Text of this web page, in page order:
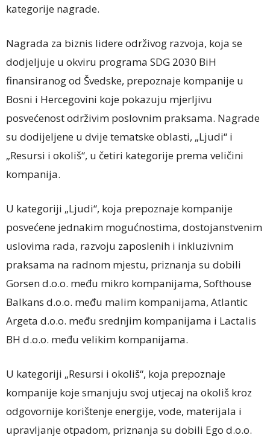
kategorije nagrade.
Nagrada za biznis lidere održivog razvoja, koja se
dodjeljuje u okviru programa SDG 2030 BiH
finansiranog od Švedske, prepoznaje kompanije u
Bosni i Hercegovini koje pokazuju mjerljivu
posvećenost održivim poslovnim praksama. Nagrade
su dodijeljene u dvije tematske oblasti, „Ljudi“ i
„Resursi i okoliš“, u četiri kategorije prema veličini
kompanija.
U kategoriji „Ljudi“, koja prepoznaje kompanije
posvećene jednakim mogućnostima, dostojanstvenim
uslovima rada, razvoju zaposlenih i inkluzivnim
praksama na radnom mjestu, priznanja su dobili
Gorsen d.o.o. među mikro kompanijama, Softhouse
Balkans d.o.o. među malim kompanijama, Atlantic
Argeta d.o.o. među srednjim kompanijama i Lactalis
BH d.o.o. među velikim kompanijama.
U kategoriji „Resursi i okoliš“, koja prepoznaje
kompanije koje smanjuju svoj utjecaj na okoliš kroz
odgovornije korištenje energije, vode, materijala i
upravljanje otpadom, priznanja su dobili Ego d.o.o.